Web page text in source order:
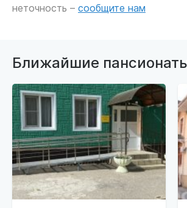
неточность – сообщите нам
Ближайшие